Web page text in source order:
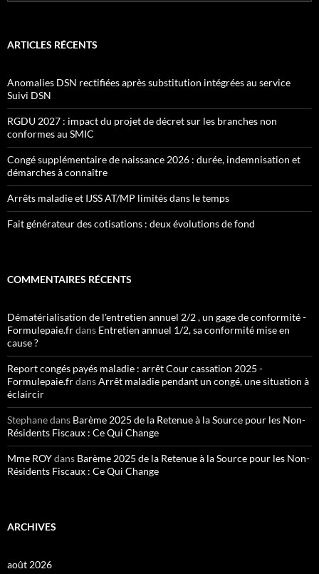
ARTICLES RÉCENTS
Anomalies DSN rectifiées après substitution intégrées au service
Suivi DSN
RGDU 2027 : impact du projet de décret sur les branches non
conformes au SMIC
Congé supplémentaire de naissance 2026 : durée, indemnisation et
démarches à connaître
Arrêts maladie et IJSS AT/MP limités dans le temps
Fait générateur des cotisations : deux évolutions de fond
COMMENTAIRES RÉCENTS
Dématérialisation de l'entretien annuel 2/2 , un gage de conformité -
Formulepaie.frdans Entretien annuel 1/2, sa conformité mise en
cause ?
Report congés payés maladie : arrêt Cour cassation 2025 -
Formulepaie.frdansArrêt maladie pendant un congé, une situation à
éclaircir
Stephanedans Barème 2025 de la Retenue à la Source pour les Non-
Résidents Fiscaux : Ce Qui Change
Mme ROYdans Barème 2025 de la Retenue à la Source pour les Non-
Résidents Fiscaux : Ce Qui Change
ARCHIVES
août 2026